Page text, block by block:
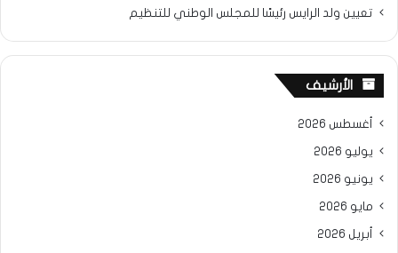
تعيين ولد الرايس رئيسًا للمجلس الوطني للتنظيم
الأرشيف
أغسطس 2026
يوليو 2026
يونيو 2026
مايو 2026
أبريل 2026